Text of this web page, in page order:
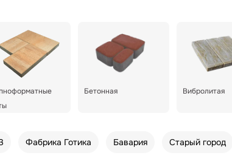
Бетонная Вибролитая
Фабрика Готика Бавария Старый город